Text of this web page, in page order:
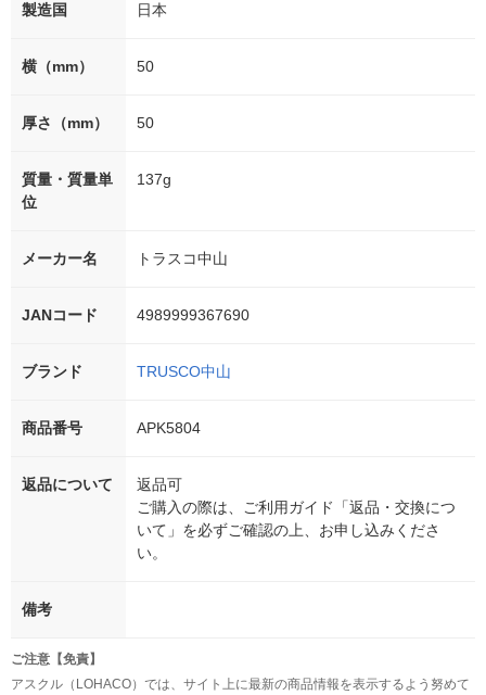
製造国 日本
横（mm） 50
厚さ（mm） 50
質量・質量単
位
137g
メーカー名 トラスコ中山
JANコード 4989999367690
ブランド TRUSCO中山
商品番号 APK5804
返品について
返品可
ご購入の際は、ご利用ガイド「返品・交換につ
いて」を必ずご確認の上、お申し込みくださ
い。
備考
ご注意【免責】
アスクル（LOHACO）では、サイト上に最新の商品情報を表示するよう努めて